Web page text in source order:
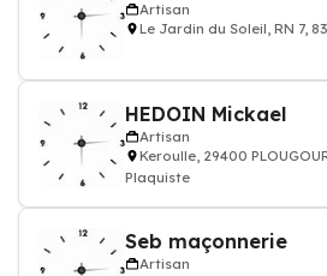
Artisan
Le Jardin du Soleil, RN 7,
HEDOIN Mickael
Artisan
Keroulle, 29400
Plaquiste
Seb maçonnerie
Artisan